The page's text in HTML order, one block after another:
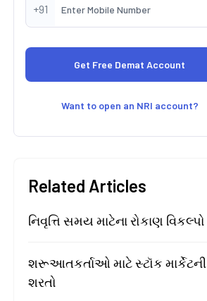
+91
Want to open an NRI account?
Related Articles
નિવૃત્તિ સમય માટેના રોકાણ વિકલ્પો
શરૂઆતકર્તાઓ માટે સ્ટૉક માર્કેટની
શરતો